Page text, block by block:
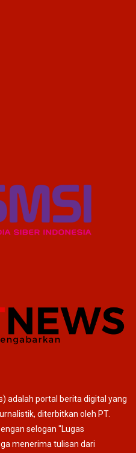
adalah portal berita digital yang
diterbitkan oleh PT.
selogan "Lugas
menerima tulisan dari